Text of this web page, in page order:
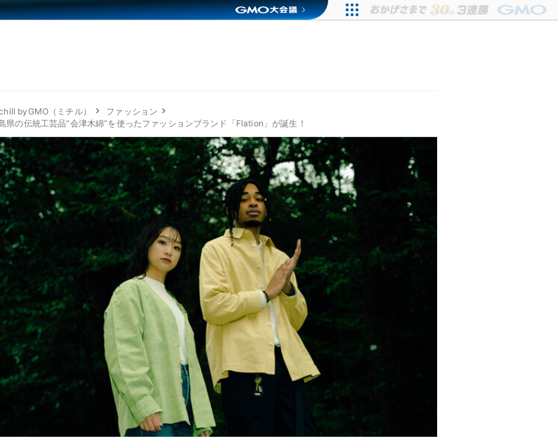
byGMO（ミチル）
ファッション
県の伝統工芸品“会津木綿”を使ったファッションブランド「Flation」が誕生！